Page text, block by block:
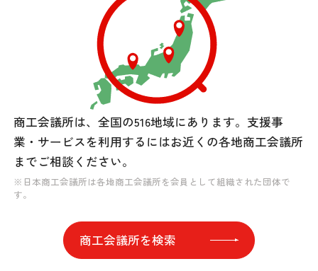
商工会議所は、全国の516地域にあります。 支援事
業・サービスを利用するにはお近くの各地商工会議所
までご相談ください。
※日本商工会議所は各地商工会議所を会員として組織された団体で
す。
商工会議所を検索